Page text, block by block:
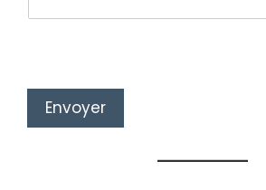
Envoyer